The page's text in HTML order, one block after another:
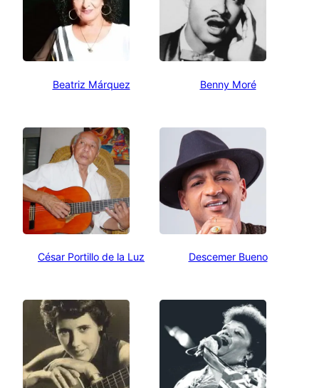
Beatriz Márquez Benny Moré
César Portillo de la Luz Descemer Bueno